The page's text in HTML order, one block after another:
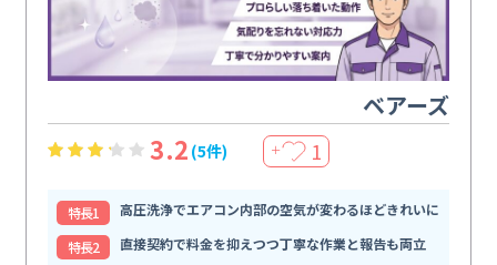
ベアーズ
3.2 (5件) ＋ 1
特⻑1
高圧洗浄でエアコン内部の空気が変わるほどきれいに
特⻑2
直接契約で料金を抑えつつ丁寧な作業と報告も両立